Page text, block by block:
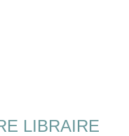
LIBRAIRE